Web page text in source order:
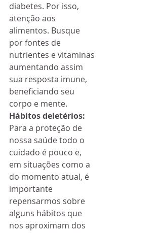
diabetes. Por isso,
atenção aos
alimentos. Busque
por fontes de
nutrientes e vitaminas
aumentando assim
sua resposta imune,
beneficiando seu
corpo e mente.
Hábitos deletérios:
Para a proteção de
nossa saúde todo o
cuidado é pouco e,
em situações como a
do momento atual, é
importante
repensarmos sobre
alguns hábitos que
nos aproximam dos